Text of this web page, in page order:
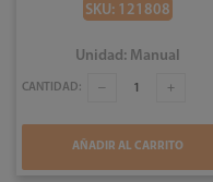
2000W CRAFTOP NT2000
SKU: 121808
Unidad: Manual
CANTIDAD:
AÑADIR AL CARRITO